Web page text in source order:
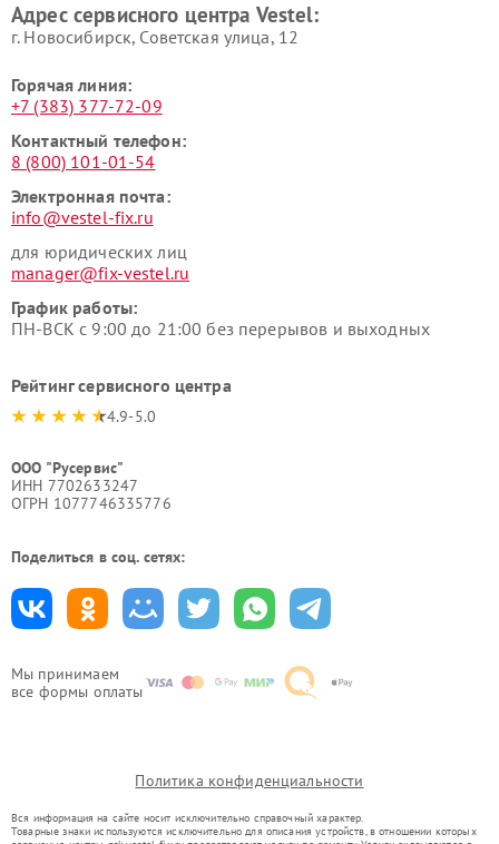
Мы принимаем
все формы оплаты
Адрес сервисного центра Vestel:
г. Новосибирск, Советская улица, 12
Горячая линия:
+7 (383) 377-72-09
Контактный телефон:
8 (800) 101-01-54
Электронная почта:
info@vestel-fix.ru
для юридических лиц
manager@fix-vestel.ru
График работы:
ПН-ВСК с 9:00 до 21:00 без перерывов и выходных
Рейтинг сервисного центра
4.9-5.0
ООО "Русервис"
ИНН 7702633247
ОГРН 1077746335776
Поделиться в соц. сетях:
Политика конфиденциальности
Вся информация на сайте носит исключительно справочный характер.
Товарные знаки используются исключительно для описания устройств, в отношении которых